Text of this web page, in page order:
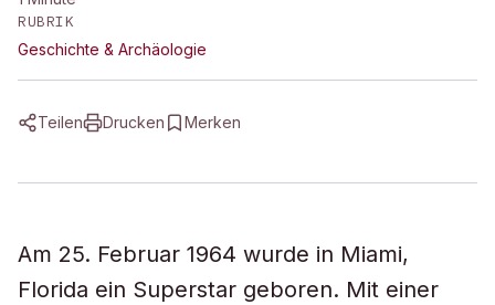
RUBRIK
Geschichte & Archäologie
Teilen Drucken Merken
Am 25. Februar 1964 wurde in Miami,
Florida ein Superstar geboren. Mit einer